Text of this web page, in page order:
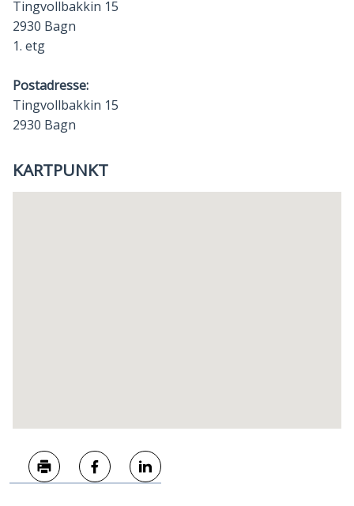
Tingvollbakkin 15
2930 Bagn
1. etg
Postadresse:
Tingvollbakkin 15
2930 Bagn
KARTPUNKT